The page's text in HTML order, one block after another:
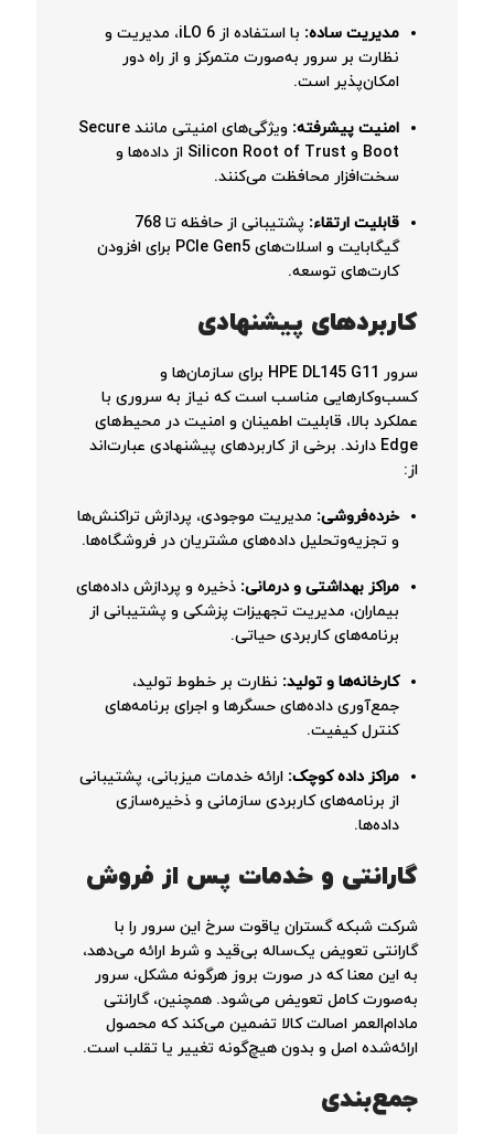
مدیریت ساده:
با استفاده از iLO 6، مدیریت و
نظارت بر سرور به‌صورت متمرکز و از راه دور
امکان‌پذیر است.
امنیت پیشرفته:
ویژگی‌های امنیتی مانند Secure
Boot و Silicon Root of Trust از داده‌ها و
سخت‌افزار محافظت می‌کنند.
قابلیت ارتقاء:
پشتیبانی از حافظه تا 768
گیگابایت و اسلات‌های PCIe Gen5 برای افزودن
کارت‌های توسعه.
کاربردهای پیشنهادی
سرور HPE DL145 G11 برای سازمان‌ها و
کسب‌وکارهایی مناسب است که نیاز به سروری با
عملکرد بالا، قابلیت اطمینان و امنیت در محیط‌های
Edge دارند. برخی از کاربردهای پیشنهادی عبارت‌اند
از:
خرده‌فروشی: مدیریت موجودی، پردازش تراکنش‌ها
و تجزیه‌وتحلیل داده‌های مشتریان در فروشگاه‌ها.
مراکز بهداشتی و درمانی: ذخیره و پردازش داده‌های
بیماران، مدیریت تجهیزات پزشکی و پشتیبانی از
برنامه‌های کاربردی حیاتی.
کارخانه‌ها و تولید: نظارت بر خطوط تولید،
جمع‌آوری داده‌های حسگرها و اجرای برنامه‌های
کنترل کیفیت.
مراکز داده کوچک: ارائه خدمات میزبانی، پشتیبانی
از برنامه‌های کاربردی سازمانی و ذخیره‌سازی
داده‌ها.
گارانتی و خدمات پس از فروش
شرکت شبکه گستران یاقوت سرخ این سرور را با
گارانتی تعویض یک‌ساله بی‌قید و شرط ارائه می‌دهد،
به این معنا که در صورت بروز هرگونه مشکل، سرور
به‌صورت کامل تعویض می‌شود. همچنین، گارانتی
مادام‌العمر اصالت کالا تضمین می‌کند که محصول
ارائه‌شده اصل و بدون هیچ‌گونه تغییر یا تقلب است.
جمع‌بندی